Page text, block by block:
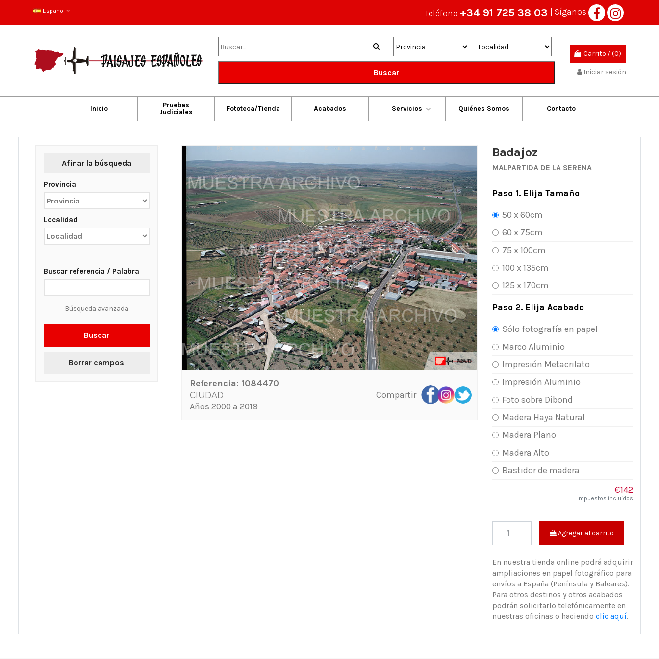
Español Teléfono +34 91 725 38 03 | Síganos
Buscar
Carrito /(0)
Iniciar sesión
Inicio
Pruebas
Judiciales
Fototeca/Tienda Acabados Servicios Quiénes Somos Contacto
Afinar la búsqueda
Provincia
Localidad
Buscar referencia / Palabra
Búsqueda avanzada
Buscar
Borrar campos
Referencia: 1084470
CIUDAD
Años 2000 a 2019
Compartir
Badajoz
MALPARTIDA DE LA SERENA
Paso 1. Elija Tamaño
50 x 60cm
60 x 75cm
75 x 100cm
100 x 135cm
125 x 170cm
Paso 2. Elija Acabado
Sólo fotografía en papel
Marco Aluminio
Impresión Metacrilato
Impresión Aluminio
Foto sobre Dibond
Madera Haya Natural
Madera Plano
Madera Alto
Bastidor de madera
€142
Impuestos incluidos
Agregar al carrito
En nuestra tienda online podrá adquirir
ampliaciones en papel fotográfico para
envíos a España (Península y Baleares).
Para otros destinos y otros acabados
podrán solicitarlo telefónicamente en
nuestras oficinas o haciendo clic aquí.